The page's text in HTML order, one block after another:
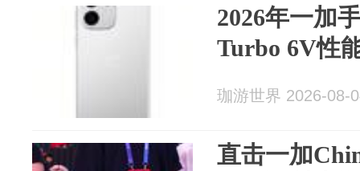
2026年一加
Turbo 6V性
珈游世界 2026-08-
直击一加